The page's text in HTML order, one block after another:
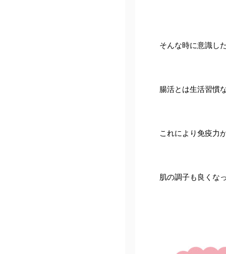
そんな時に意識し
腸活とは生活習慣
これにより免疫力
肌の調子も良くな